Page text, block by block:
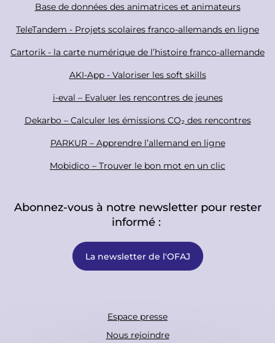
ao
e
Base de données des animatrices et animateurs
TeleTandem - Projets scolaires franco-allemands en ligne
Cartorik - la carte numérique de l’histoire franco-allemande
AKI-App - Valoriser les soft skills
i-eval – Evaluer les rencontres de jeunes
Dekarbo – Calculer les émissions CO₂ des rencontres
PARKUR – Apprendre l’allemand en ligne
Mobidico – Trouver le bon mot en un clic
Abonnez-vous à notre newsletter pour rester
informé :
La newsletter de l'OFAJ
Espace presse
Nous rejoindre